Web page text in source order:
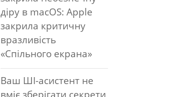
діру в macOS: Apple
закрила критичну
вразливість
«Спільного екрана»
Ваш ШІ-асистент не
вміє зберігати секрети